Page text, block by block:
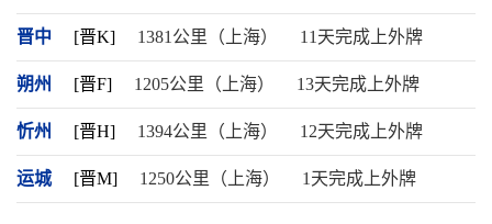
晋中 [晋K] 1381公里（上海） 11天完成上外牌
朔州 [晋F] 1205公里（上海） 13天完成上外牌
忻州 [晋H] 1394公里（上海） 12天完成上外牌
运城 [晋M] 1250公里（上海） 1天完成上外牌